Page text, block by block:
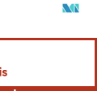
attribution sous CC BY